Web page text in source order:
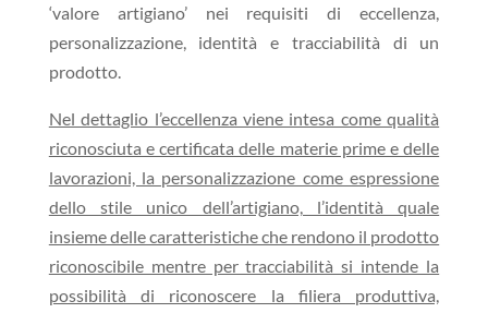
‘valore artigiano’ nei requisiti di eccellenza,
personalizzazione, identità e tracciabilità di un
prodotto.
Nel dettaglio l’eccellenza viene intesa come qualità
riconosciuta e certificata delle materie prime e delle
lavorazioni, la personalizzazione come espressione
dello stile unico dell’artigiano, l’identità quale
insieme delle caratteristiche che rendono il prodotto
riconoscibile mentre per tracciabilità si intende la
possibilità di riconoscere la filiera produttiva,